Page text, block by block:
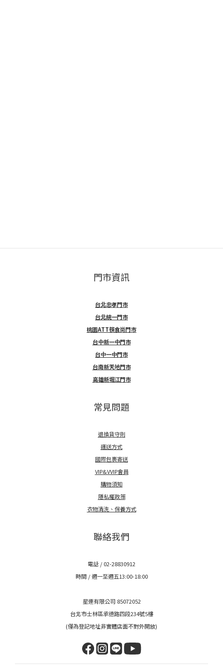
門市資訊
台北忠孝門市
台北統一門市
桃園ATT筷食尚門市
台中新一中門市
台中一中門市
台南新天地門市
高雄新堀江門市
常見問題
退換貨守則
運送方式
國際包裹寄送
VIP&VVIP會員
購物須知
隱私權政策
衣物清洗、保養方式
聯絡我們
電話 / 02-28830912
時間 / 週一至週五13:00-18:00
星連有限公司 85072052
台北市士林區承德路四段234號5樓
(僅為登記地址非實體店面不對外開放)